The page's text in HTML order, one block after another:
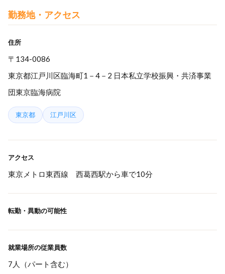
勤務地・アクセス
住所
〒134-0086
東京都江戸川区臨海町1－4－2 日本私立学校振興・共済事業
団東京臨海病院
東京都 江戸川区
アクセス
東京メトロ東西線 西葛西駅から車で10分
転勤・異動の可能性
就業場所の従業員数
7人（パート含む）